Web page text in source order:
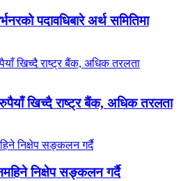
पदावधिबारे अर्थ समितिमा
खिच्दै राष्ट्र बैंक, अधिक तरलता
निक्षेप सङ्कलन गर्दै